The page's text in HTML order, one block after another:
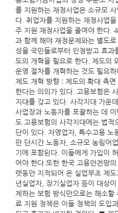
를 지원하는 재정사업은 소규모
다. 취업자를 지원하는 재정사업
주 지원 재정사업을 줄여야 한다.
과 함께 해야 재정문제와는 별도
성을 국민들로부터 인정받고 효과
도의 개혁을 필요로 한다. 제도의
운영 절차를 개혁하는 것도 필요
제도 개혁 방향 : 제도의 확대 측
한다는 의의가 있다. 고용보험은
지대를 갖고 있다. 사각지대 가운
사업장과 노동자를 포괄하는 데
도 고용보험의 사각지대에는 법적
단이 있다. 자영업자, 특수고용 노
만 단시간 노동자, 소규모 농림어
기에 포함된다. 이들에게 가입이
어야 한다.또한 한국 고용안전망
랫동안 지적되어 온 실업부조 제
년실업자, 장기실업자 등이 대상
제하는 보험 방식만으로는 해소할
료 지원 정책은 이들 정책의 도입